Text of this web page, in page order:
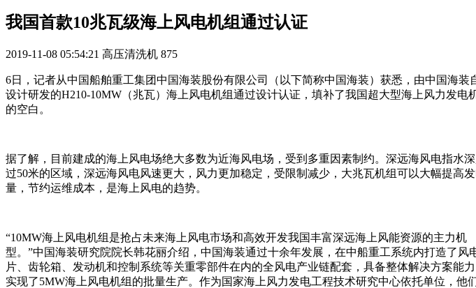
我国首款10兆瓦级海上风电机组通过认证
2019-11-08 05:54:21 高压清洗机 875
6日，记者从中国船舶重工集团中国海装股份有限公司（以下简称中国海装）获悉，由中国海装
设计研发的H210-10MW（兆瓦）海上风电机组通过设计认证，填补了我国超大型海上风力发电
的空白。
据了解，目前建成的海上风电场绝大多数为近海风电场，受到多重因素制约。深远海风电指水深
过50米的区域，深远海风电风速更大，风力更加稳定，受限制减少，大兆瓦机组可以大幅提高
量，节约运维成本，是海上风电的趋势。
“10MW海上风电机组是抢占未来海上风电市场和高效开发我国丰富深远海上风能资源的主力机
型。”中国海装研究院院长韩花丽介绍，中国海装通过十余年发展，在中船重工系统内打造了风
片、齿轮箱、发动机和控制系统等关重零部件在内的全风电产业链配套，具备整体解决方案能力
实现了5MW海上风电机组的批量生产。作为国家海上风力发电工程技术研究中心依托单位，他